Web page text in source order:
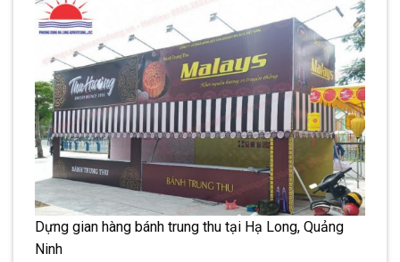
Dựng gian hàng bánh trung thu tại Hạ Long, Quảng
Ninh